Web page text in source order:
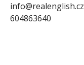
info@realenglish.cz
604863640